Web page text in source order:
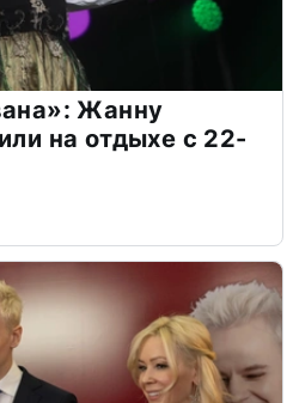
Жанну
на отдыхе с 22-